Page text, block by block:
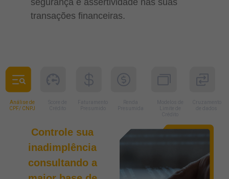
segurança e assertividade nas suas
transações financeiras.
Análise de
CPF/ CNPJ
Controle sua
inadimplência
consultando a